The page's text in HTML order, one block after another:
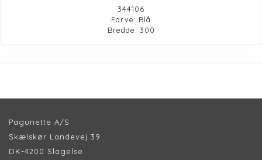
344106
Farve: Blå
Bredde: 300
Pagunette A/S
Skælskør Landevej 39
DK-4200 Slagelse